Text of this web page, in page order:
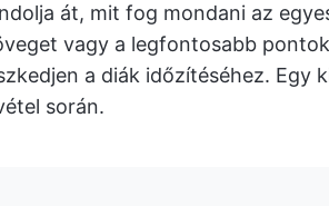
át, mit fog mondani az
vagy a legfontosabb
a diák időzítéséhez. Egy
során.